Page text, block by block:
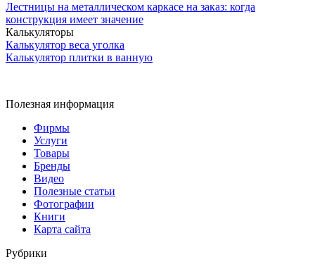
Лестницы на металлическом каркасе на заказ: когда
конструкция имеет значение
Калькуляторы
Калькулятор веса уголка
Калькулятор плитки в ванную
Полезная информация
Фирмы
Услуги
Товары
Бренды
Видео
Полезные статьи
Фотографии
Книги
Карта сайта
Рубрики